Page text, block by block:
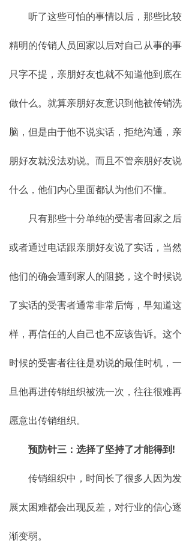
听了这些可怕的事情以后，那些比较
精明的传销人员回家以后对自己从事的事
只字不提，亲朋好友也就不知道他到底在
做什么。就算亲朋好友意识到他被传销洗
脑，但是由于他不说实话，拒绝沟通，亲
朋好友就没法劝说。而且不管亲朋好友说
什么，他们内心里面都认为他们不懂。
只有那些十分单纯的受害者回家之后
或者通过电话跟亲朋好友说了实话，当然
他们的确会遭到家人的阻挠，这个时候说
了实话的受害者通常非常后悔，早知道这
样，再信任的人自己也不应该告诉。这个
时候的受害者往往是劝说的最佳时机，一
旦他再进传销组织被洗一次，往往很难再
愿意出传销组织。
预防针三：选择了坚持了才能得到!
传销组织中，时间长了很多人因为发
展太困难都会出现反差，对行业的信心逐
渐变弱。